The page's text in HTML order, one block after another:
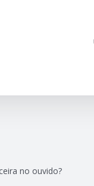
no ouvido?